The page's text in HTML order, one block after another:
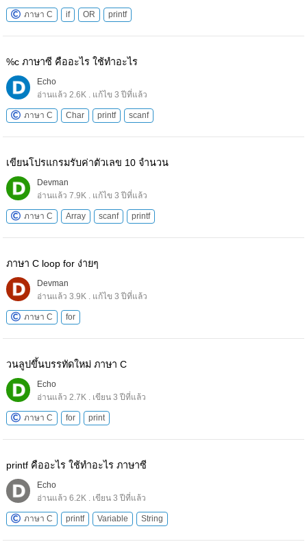
ภาษา C if OR printf
%c ภาษาซี คืออะไร ใช้ทำอะไร
Echo
อ่านแล้ว 2.6K . แก้ไข 3 ปีที่แล้ว
ภาษา C Char printf scanf
เขียนโปรแกรมรับค่าตัวเลข 10 จํานวน
Devman
อ่านแล้ว 7.9K . แก้ไข 3 ปีที่แล้ว
ภาษา C Array scanf printf
ภาษา C loop for ง่ายๆ
Devman
อ่านแล้ว 3.9K . แก้ไข 3 ปีที่แล้ว
ภาษา C for
วนลูปขึ้นบรรทัดใหม่ ภาษา C
Echo
อ่านแล้ว 2.7K . เขียน 3 ปีที่แล้ว
ภาษา C for print
printf คืออะไร ใช้ทำอะไร ภาษาซี
Echo
อ่านแล้ว 6.2K . เขียน 3 ปีที่แล้ว
ภาษา C printf Variable String